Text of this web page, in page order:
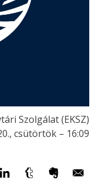
Szolgálat (EKSZ)
csütörtök – 16:09